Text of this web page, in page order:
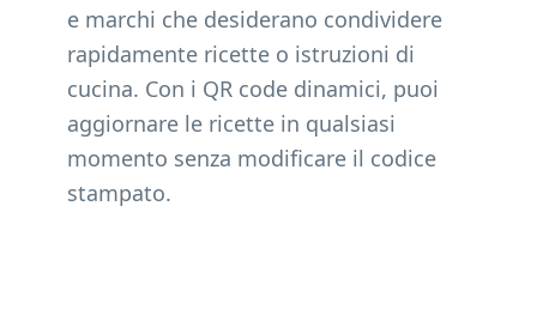
e marchi che desiderano condividere
rapidamente ricette o istruzioni di
cucina. Con i QR code dinamici, puoi
aggiornare le ricette in qualsiasi
momento senza modificare il codice
stampato.